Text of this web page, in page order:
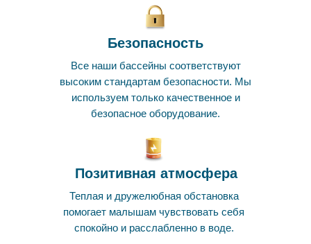
Позитивная атмосфера
Безопасность
Все наши бассейны соответствуют
высоким стандартам безопасности. Мы
используем только качественное и
безопасное оборудование.
Теплая и дружелюбная обстановка
помогает малышам чувствовать себя
спокойно и расслабленно в воде.